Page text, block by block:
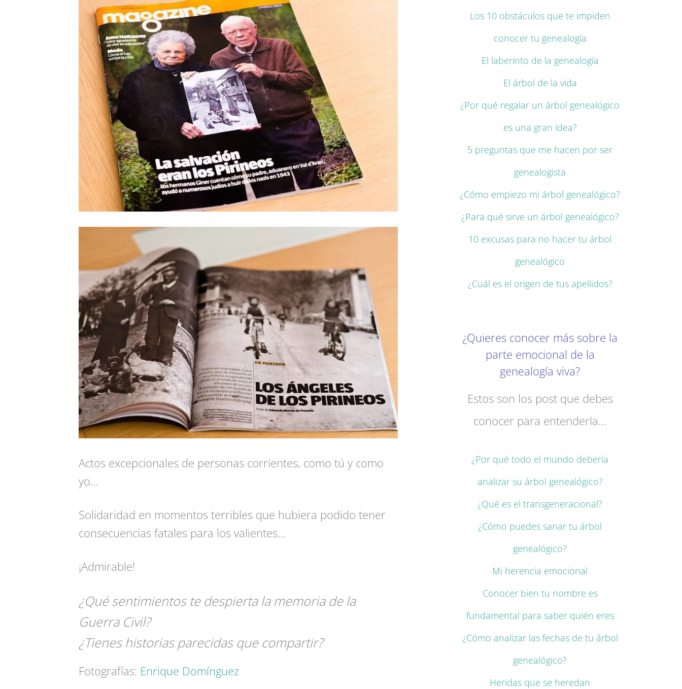
Actos excepcionales de personas corrientes, como tú y como
yo…
Solidaridad en momentos terribles que hubiera podido tener
consecuencias fatales para los valientes…
¡Admirable!
¿Qué sentimientos te despierta la memoria de la
Guerra Civil?
¿Tienes historias parecidas que compartir?
Fotografías: Enrique Domínguez
Los 10 obstáculos que te impiden
conocer tu genealogía
El laberinto de la genealogía
El árbol de la vida
¿Por qué regalar un árbol genealógico
es una gran idea?
5 preguntas que me hacen por ser
genealogista
¿Cómo empiezo mi árbol genealógico?
¿Para qué sirve un árbol genealógico?
10 excusas para no hacer tu árbol
genealógico
¿Cuál es el origen de tus apellidos?
¿Quieres conocer más sobre la
parte emocional de la
genealogía viva?
Estos son los post que debes
conocer para entenderla…
¿Por qué todo el mundo debería
analizar su árbol genealógico?
¿Qué es el transgeneracional?
¿Cómo puedes sanar tu árbol
genealógico?
Mi herencia emocional
Conocer bien tu nombre es
fundamental para saber quién eres
¿Cómo analizar las fechas de tu árbol
genealógico?
Heridas que se heredan